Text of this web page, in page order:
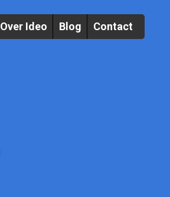
Over Ideo Blog Contact